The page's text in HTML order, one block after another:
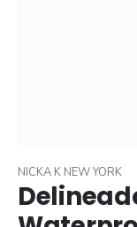
to
the
beginning
NICKA K NEW YORK